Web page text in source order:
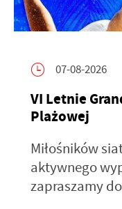
07-08-2026
VI Letnie
Plażowej
Miłośników
aktywnego
zapraszamy